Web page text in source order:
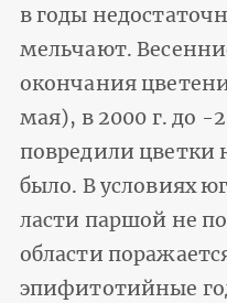
в годы
мельчают.
окончания
мая), в 2000 г. до -
повредили цветки
было. В условиях
ласти паршой не
области
эпифитотийные